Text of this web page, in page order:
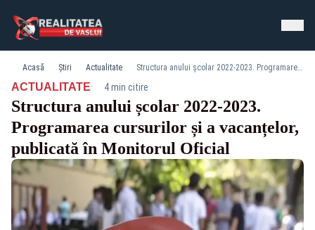
Acasă Știri Actualitate Structura anului școlar 2022-2023. Programarea cursurilor și a vacanțelor, publicată în Monitorul Oficial
ACTUALITATE· 4 min citire
Structura anului școlar 2022-2023.
Programarea cursurilor și a vacanțelor,
publicată în Monitorul Oficial